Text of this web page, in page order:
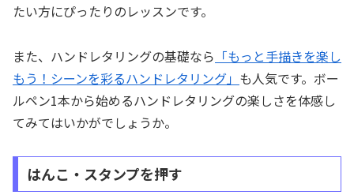
たい方にぴったりのレッスンです。
また、ハンドレタリングの基礎なら 「もっと手描きを楽し
もう！シーンを彩るハンドレタリング」 も人気です。ボー
ルペン1本から始めるハンドレタリングの楽しさを体感し
てみてはいかがでしょうか。
はんこ・スタンプを押す